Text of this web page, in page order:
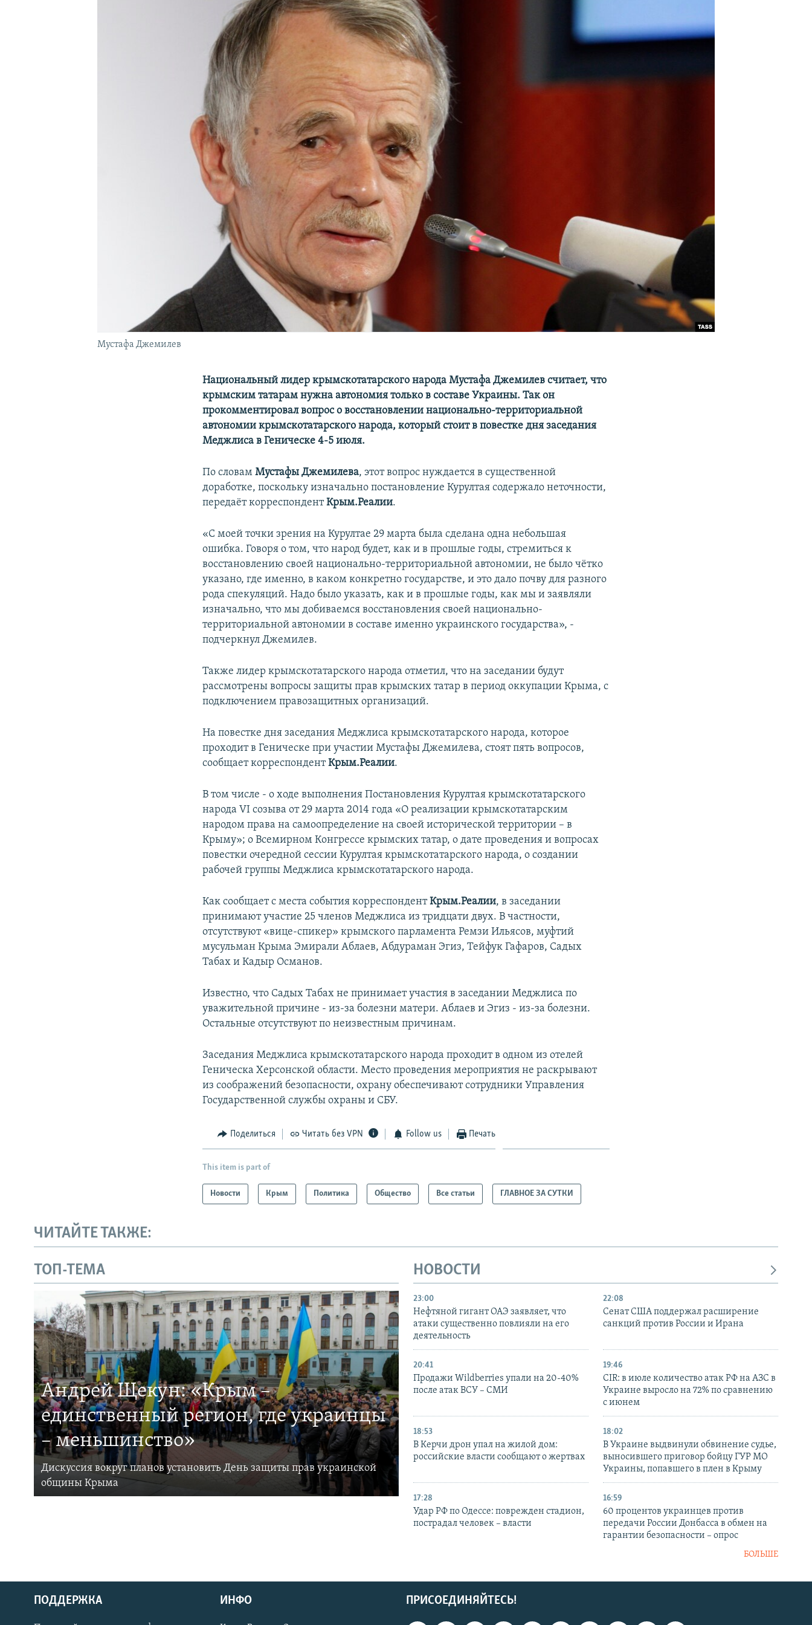
Мустафа Джемилев
Национальный лидер крымскотатарского народа Мустафа Джемилев считает, что
крымским татарам нужна автономия только в составе Украины. Так он
прокомментировал вопрос о восстановлении национально-территориальной
автономии крымскотатарского народа, который стоит в повестке дня заседания
Меджлиса в Геническе 4-5 июля.
По словамМустафы Джемилева, этот вопрос нуждается в существенной
доработке, поскольку изначально постановление Курултая содержало неточности,
передаёт корреспондентКрым.Реалии.
«С моей точки зрения на Курултае 29 марта была сделана одна небольшая
ошибка. Говоря о том, что народ будет, как и в прошлые годы, стремиться к
восстановлению своей национально-территориальной автономии, не было чётко
указано, где именно, в каком конкретно государстве, и это дало почву для разного
рода спекуляций. Надо было указать, как и в прошлые годы, как мы и заявляли
изначально, что мы добиваемся восстановления своей национально-
территориальной автономии в составе именно украинского государства», -
подчеркнул Джемилев.
Также лидер крымскотатарского народа отметил, что на заседании будут
рассмотрены вопросы защиты прав крымских татар в период оккупации Крыма, с
подключением правозащитных организаций.
На повестке дня заседания Меджлиса крымскотатарского народа, которое
проходит в Геническе при участии Мустафы Джемилева, стоят пять вопросов,
сообщает корреспондентКрым.Реалии.
В том числе - о ходе выполнения Постановления Курултая крымскотатарского
народа VI созыва от 29 марта 2014 года «О реализации крымскотатарским
народом права на самоопределение на своей исторической территории – в
Крыму»; о Всемирном Конгрессе крымских татар, о дате проведения и вопросах
повестки очередной сессии Курултая крымскотатарского народа, о создании
рабочей группы Меджлиса крымскотатарского народа.
Как сообщает с места события корреспондентКрым.Реалии, в заседании
принимают участие 25 членов Меджлиса из тридцати двух. В частности,
отсутствуют «вице-спикер» крымского парламента Ремзи Ильясов, муфтий
мусульман Крыма Эмирали Аблаев, Абдураман Эгиз, Тейфук Гафаров, Садых
Табах и Кадыр Османов.
Известно, что Садых Табах не принимает участия в заседании Меджлиса по
уважительной причине - из-за болезни матери. Аблаев и Эгиз - из-за болезни.
Остальные отсутствуют по неизвестным причинам.
Заседания Меджлиса крымскотатарского народа проходит в одном из отелей
Геническа Херсонской области. Место проведения мероприятия не раскрывают
из соображений безопасности, охрану обеспечивают сотрудники Управления
Государственной службы охраны и СБУ.
Поделиться Читать без VPN Follow us Печать
This item is part of
Новости Крым Политика Общество Все статьи ГЛАВНОЕ ЗА СУТКИ
ЧИТАЙТЕ ТАКЖЕ:
ТОП-ТЕМА
Андрей Щекун: «Крым –
единственный регион, где украинцы
– меньшинство»
Дискуссия вокруг планов установить День защиты прав украинской
общины Крыма
НОВОСТИ
23:00
Нефтяной гигант ОАЭ заявляет, что
атаки существенно повлияли на его
деятельность
22:08
Сенат США поддержал расширение
санкций против России и Ирана
20:41
Продажи Wildberries упали на 20-40%
после атак ВСУ – СМИ
19:46
CIR: в июле количество атак РФ на АЗС в
Украине выросло на 72% по сравнению
с июнем
18:53
В Керчи дрон упал на жилой дом:
российские власти сообщают о жертвах
18:02
В Украине выдвинули обвинение судье,
выносившего приговор бойцу ГУР МО
Украины, попавшего в плен в Крыму
17:28
Удар РФ по Одессе: поврежден стадион,
пострадал человек – власти
16:59
60 процентов украинцев против
передачи России Донбасса в обмен на
гарантии безопасности – опрос
БОЛЬШЕ
ПРИСОЕДИНЯЙТЕСЬ!
ПОДДЕРЖКА ИНФО